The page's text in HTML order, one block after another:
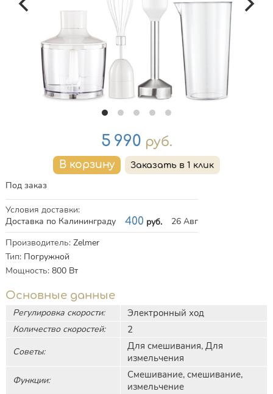
Цена
5 990 руб.
Под заказ
Условия доставки:
Доставка по Калининграду
400 руб.
26 Авг
Характеристики
Производитель: Zelmer
Тип: Погружной
Мощность: 800 Вт
Основные данные
Регулировка скорости: Электронный ход
Количество скоростей: 2
Советы:
Для смешивания, Для
измельчения
Функции:
Смешивание, смешивание,
измельчение